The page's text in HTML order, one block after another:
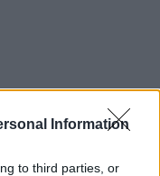
Information
to third parties, or